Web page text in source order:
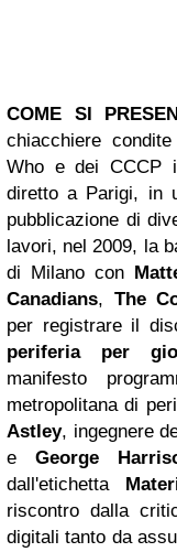
COME SI
chiacchiere
Who e dei CCCP
diretto a Parigi, in
pubblicazione di
lavori, nel 2009, la
di Milano con
Canadians, The
per registrare il
periferia per
manifesto
metropolitana di
Astley, ingegnere
e George
dall'etichetta
riscontro dalla
digitali tanto da